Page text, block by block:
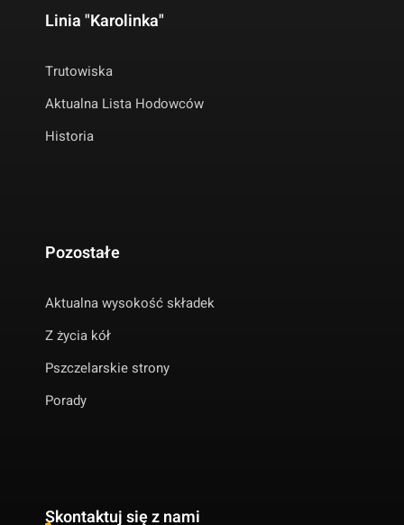
Linia "Karolinka"
Trutowiska
Aktualna Lista Hodowców
Historia
Pozostałe
Aktualna wysokość składek
Z życia kół
Pszczelarskie strony
Porady
Skontaktuj się z nami